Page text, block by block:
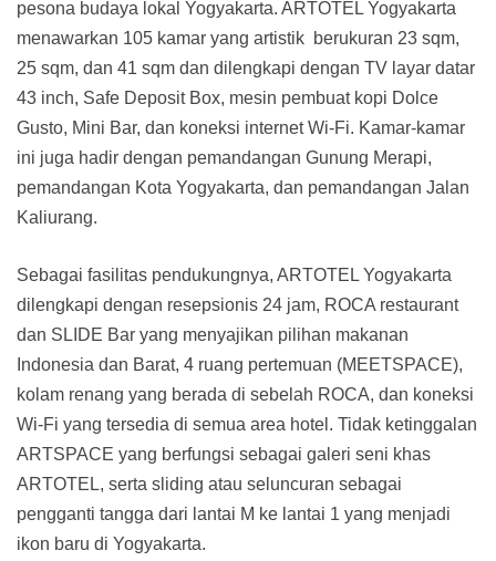
pesona budaya lokal Yogyakarta. ARTOTEL Yogyakarta
menawarkan 105 kamar yang artistik berukuran 23 sqm,
25 sqm, dan 41 sqm dan dilengkapi dengan TV layar datar
43 inch, Safe Deposit Box, mesin pembuat kopi Dolce
Gusto, Mini Bar, dan koneksi internet Wi-Fi. Kamar-kamar
ini juga hadir dengan pemandangan Gunung Merapi,
pemandangan Kota Yogyakarta, dan pemandangan Jalan
Kaliurang.
Sebagai fasilitas pendukungnya, ARTOTEL Yogyakarta
dilengkapi dengan resepsionis 24 jam, ROCA restaurant
dan SLIDE Bar yang menyajikan pilihan makanan
Indonesia dan Barat, 4 ruang pertemuan (MEETSPACE),
kolam renang yang berada di sebelah ROCA, dan koneksi
Wi-Fi yang tersedia di semua area hotel. Tidak ketinggalan
ARTSPACE yang berfungsi sebagai galeri seni khas
ARTOTEL, serta sliding atau seluncuran sebagai
pengganti tangga dari lantai M ke lantai 1 yang menjadi
ikon baru di Yogyakarta.